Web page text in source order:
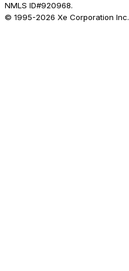
NMLS ID#920968.
© 1995-2026 Xe Corporation Inc.